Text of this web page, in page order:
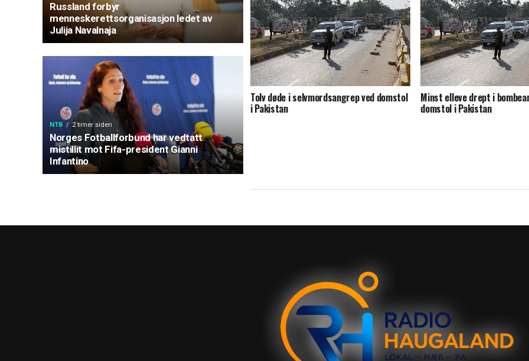
Russland forbyr
menneskerettsorganisasjon ledet av
Julija Navalnaja
NTB 2 timer siden
Norges Fotballforbund har vedtatt
mistillit mot Fifa-president Gianni
Infantino
Tolv døde i selvmordsangrep ved domstol
i Pakistan
Minst elleve drept i
domstol i Pakistan